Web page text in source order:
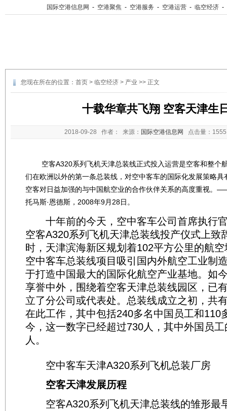
国际空港信息网 - 空港聚焦 - 空港服务 - 空港运营 - 临空经济 -
您现在所在的位置： 首页 > 临空经济 > 产业 >> 正文
十载华章共飞翔 空客天津生
2018-09-28 作者： 来源： 国际空港信息网 点击量：
空客A320系列飞机天津总装线正式投入运营是空客和整个
们在欧洲以外的第一条总装线，对空中客车的国际化发展策略
空客对日益加强的与中国航空业的合作伙伴关系的高度重视。
托马斯·恩德斯，2008年9月28日。
十年前的今天，空中客车公司首席执行官
空客A320系列飞机天津总装线投产仪式上致
时，天津滨海新区规划着102平方公里的航
空中客车总装线项目吸引国内外航空工业制
于打造中国最大的国际化航空产业基地。如
享誉中外，围绕着空客天津总装线园区，已
立了分公司或代表处。总装线成立之初，共
在此工作，其中包括240多名中国员工和110
今，这一数字已经超过730人，其中外国员
人。
空中客车天津A320系列飞机总装厂房
空客天津发展历程
空客A320系列飞机天津总装线的雏形最